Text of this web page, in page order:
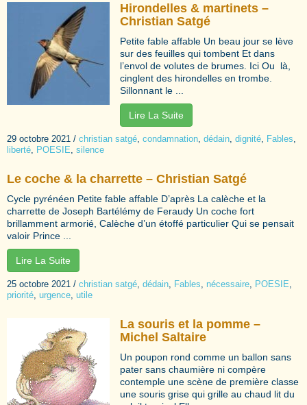
Hirondelles & martinets –
Christian Satgé
Petite fable affable Un beau jour se lève
sur des feuilles qui tombent Et dans
l’envol de volutes de brumes. Ici Ou là,
cinglent des hirondelles en trombe.
Sillonnant le ...
Lire La Suite
29 octobre 2021 / christian satgé condamnation dédain dignité Fables
liberté POESIE silence
Le coche & la charrette – Christian Satgé
Cycle pyrénéen Petite fable affable D’après La calèche et la
charrette de Joseph Bartélémy de Feraudy Un coche fort
brillamment armorié, Calèche d’un étoffé particulier Qui se pensait
valoir Prince ...
Lire La Suite
25 octobre 2021 / christian satgé dédain Fables nécessaire POESIE
priorité urgence utile
La souris et la pomme –
Michel Saltaire
Un poupon rond comme un ballon sans
pater sans chaumière ni compère
contemple une scène de première classe
une souris grise qui grille au chaud lit du